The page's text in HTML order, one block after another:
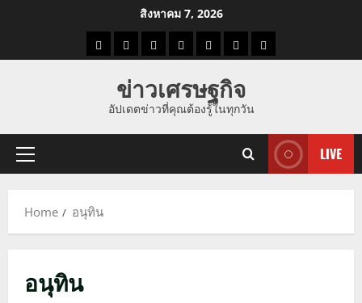
สิงหาคม 7, 2026
ราคาแนว
ราคา
ทอง
ข่าว
นี้
ข่าว
ดูด
ที่
ผู้ชาย
ข่าวเศรษฐกิจ
อัปเดตข่าวที่คุณต้องรู้ในทุกวัน
Primary
LIVE
Home อนุทิน
อนุทิน